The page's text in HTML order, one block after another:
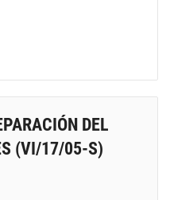
DEL
(VI/17/05-S)